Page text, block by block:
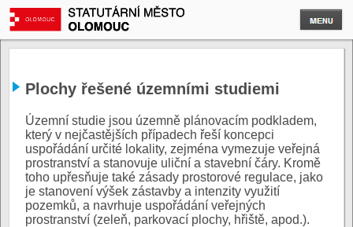
Plochy řešené územními studiemi
Územní studie jsou územně plánovacím podkladem,
který v nejčastějších případech řeší koncepci
uspořádání určité lokality, zejména vymezuje veřejná
prostranství a stanovuje uliční a stavební čáry. Kromě
toho upřesňuje také zásady prostorové regulace, jako
je stanovení výšek zástavby a intenzity využití
pozemků, a navrhuje uspořádání veřejných
prostranství (zeleň, parkovací plochy, hřiště, apod.).